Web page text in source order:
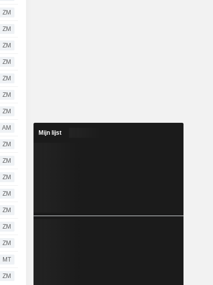
ZM
ZM
ZM
ZM
ZM
ZM
ZM
AM
ZM
ZM
ZM
ZM
ZM
ZM
ZM
MT
ZM
Mijn lijst